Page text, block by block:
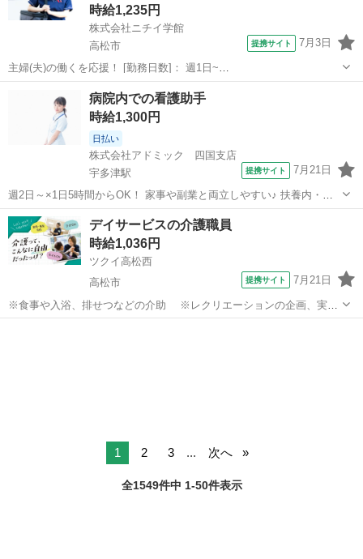
時給1,235円
株式会社ニチイ学館
高松市
提携サイト 7月3日
主婦(夫)の働くを応援！ [勤務日数]： 週1日~
10:00~16:00/09:00~15:00/08:00~12:00/09:00~17:00/10:00~18:00 月/
火/水/木/金/土/日 などから選べます [...
ケアマネージャー
病院内での看護助手
時給1,300円
日払い
株式会社アドミック 四国支店
宇多津駅
提携サイト 7月21日
週2日～×1日5時間からOK！ 家事や副業と両立しやすい♪ 扶養内・ダ
ブルワークも歓迎◎ ライフスタイルに合わせて働けます！ ▼病院内で
の看護助手 患者さんの身の回りのサポートを中心 ＊入浴・食事・排せ
つ・着替えなどの介...
香川 宇多津駅 介護
デイサービスの介護職員
時給1,036円
ツクイ高松西
高松市
提携サイト 7月21日
※食事や入浴、排せつなどの介助 ※レクリエーションの企画、実施
※他スタッフと連携してのケア業務全般 ※送迎・添乗業務 ※各
1 2 3 ... 次へ
全1549件中 1-50件表示